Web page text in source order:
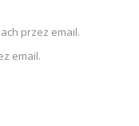
przez email.
email.